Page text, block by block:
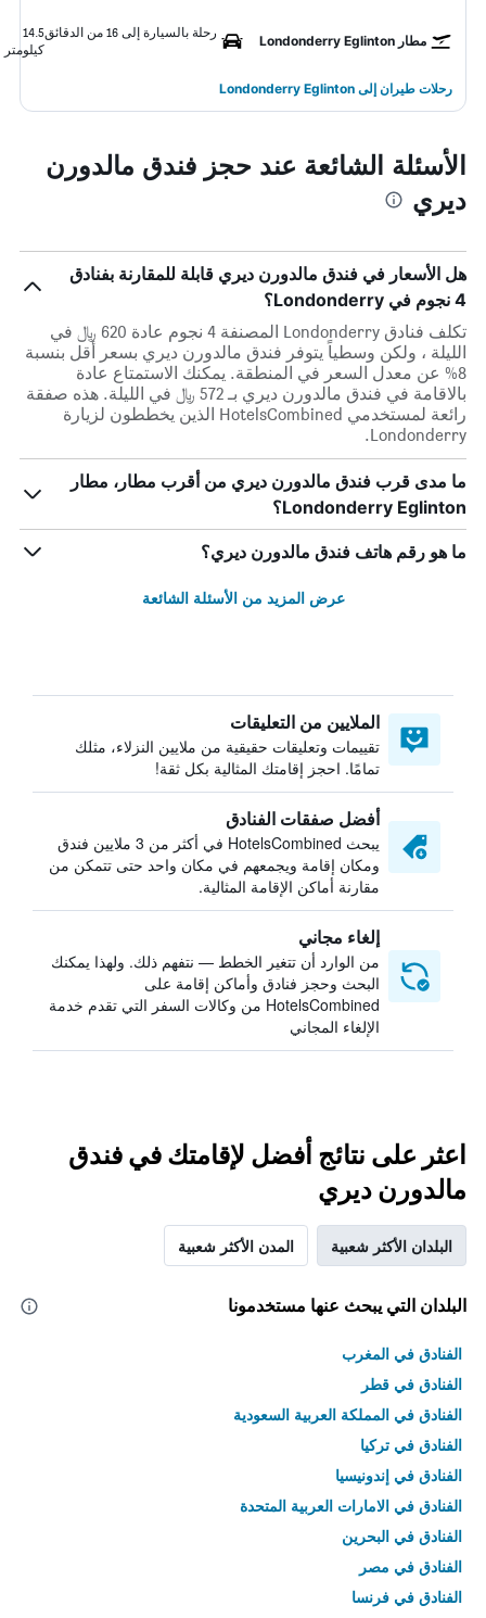
مطار Londonderry Eglinton
رحلة بالسيارة إلى 16 من الدقائق
14.5
كيلومتر
رحلات طيران إلى Londonderry Eglinton
الأسئلة الشائعة عند حجز فندق مالدورن
ديري
هل الأسعار في فندق مالدورن ديري قابلة للمقارنة بفنادق
4 نجوم في Londonderry؟
تكلف فنادق Londonderry المصنفة 4 نجوم عادة 620 ﷼ في
الليلة ، ولكن وسطياً يتوفر فندق مالدورن ديري بسعر أقل بنسبة
8% عن معدل السعر في المنطقة. يمكنك الاستمتاع عادة
بالاقامة في فندق مالدورن ديري بـ 572 ﷼ في الليلة. هذه صفقة
رائعة لمستخدمي HotelsCombined الذين يخططون لزيارة
Londonderry.
ما مدى قرب فندق مالدورن ديري من أقرب مطار، مطار
Londonderry Eglinton؟
ما هو رقم هاتف فندق مالدورن ديري؟
عرض المزيد من الأسئلة الشائعة
الملايين من التعليقات
تقييمات وتعليقات حقيقية من ملايين النزلاء، مثلك
تمامًا. احجز إقامتك المثالية بكل ثقة!
أفضل صفقات الفنادق
يبحث HotelsCombined في أكثر من 3 ملايين فندق
ومكان إقامة ويجمعهم في مكان واحد حتى تتمكن من
مقارنة أماكن الإقامة المثالية.
إلغاء مجاني
من الوارد أن تتغير الخطط — نتفهم ذلك. ولهذا يمكنك
البحث وحجز فنادق وأماكن إقامة على
HotelsCombined من وكالات السفر التي تقدم خدمة
الإلغاء المجاني
اعثر على نتائج أفضل لإقامتك في فندق
مالدورن ديري
البلدان الأكثر شعبية المدن الأكثر شعبية
البلدان التي يبحث عنها مستخدمونا
الفنادق في المغرب
الفنادق في قطر
الفنادق في المملكة العربية السعودية
الفنادق في تركيا
الفنادق في إندونيسيا
الفنادق في الامارات العربية المتحدة
الفنادق في البحرين
الفنادق في مصر
الفنادق في فرنسا